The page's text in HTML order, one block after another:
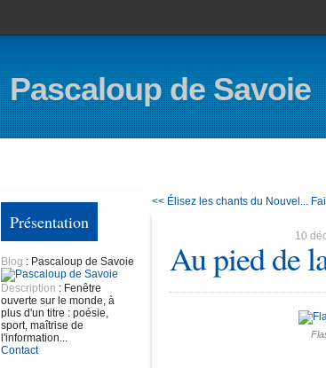
Pascaloup de Savoie
Présentation
Blog : Pascaloup de Savoie
Description : Fenêtre
ouverte sur le monde, à
plus d'un titre : poésie,
sport, maîtrise de
l'information...
Contact
<< Élisez les chants du Nouvel...
10
Au pied de